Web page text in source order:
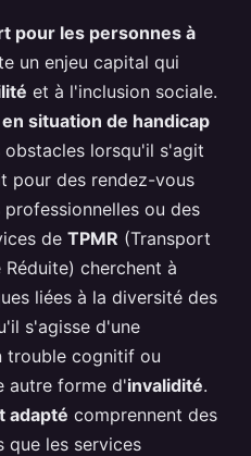
pour les personnes à
un enjeu capital qui
et à l'inclusion sociale.
situation de handicap
lorsqu'il s'agit
pour des rendez-vous
ou des
de TPMR (Transport
cherchent à
liées à la diversité des
s'agisse d'une
trouble cognitif ou
autre forme d'invalidité.
adapté comprennent des
que les services